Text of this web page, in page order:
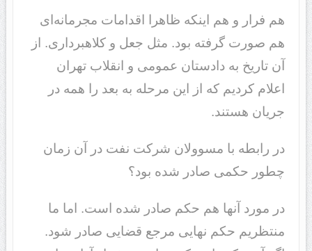
هم فرار و هم اینکه ظاهرا اقدامات مجرمانه‌ای
هم صورت گرفته بود. مثل جعل و کلاهبرداری. از
آن تاریخ به دادستان عمومی و انقلاب تهران
اعلام کردیم که از این مرحله به بعد را همه در
جریان هستند.
در رابطه با مسوولان شرکت نفت در آن زمان
چطور حکمی صادر شده بود؟
در مورد آنها هم حکم صادر شده است. اما ما
منتظریم حکم نهایی مرجع قضایی صادر شود.